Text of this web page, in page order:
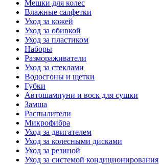
Мешки для колес
Влажные салфетки
Уход за кожей
Уход за обивкой
Уход за пластиком
Наборы
Размораживатели
Уход за стеклами
Водосгоны и щетки
Губки
Автошампуни и воск для сушки
Замша
Распылители
Микрофибра
Уход за двигателем
Уход за колесными дисками
Уход за резиной
Уход за системой кондиционирования